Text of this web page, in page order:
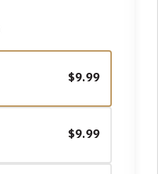
$9.99
$9.99